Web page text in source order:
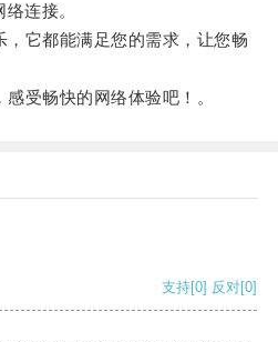
连接。
它都能满足您的需求，让您畅
受畅快的网络体验吧！。
支持[0] 反对[0]